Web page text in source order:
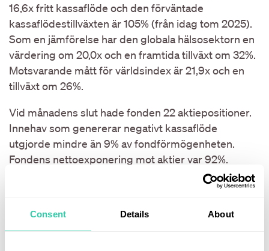
Consent Details About
16,6x fritt kassaflöde och den förväntade
kassaflödestillväxten är 105% (från idag tom 2025).
Som en jämförelse har den globala hälsosektorn en
värdering om 20,0x och en framtida tillväxt om 32%.
Motsvarande mått för världsindex är 21,9x och en
tillväxt om 26%.
Vid månadens slut hade fonden 22 aktiepositioner.
Innehav som genererar negativt kassaflöde
utgjorde mindre än 9% av fondförmögenheten.
Fondens nettoexponering mot aktier var 92%.
Sammantaget är vi bekväma med HealthInvest
fritt kassaflöde är 24% lägre än för världsindex och
trots den relativt låga värderingen är fondens